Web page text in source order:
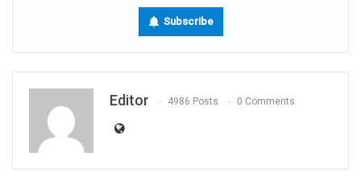
Subscribe
Editor 4986 Posts 0 Comments